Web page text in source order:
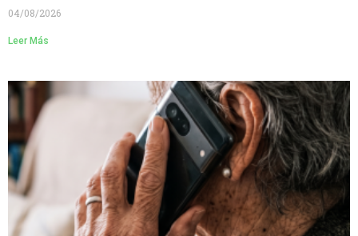
04/08/2026
Leer Más